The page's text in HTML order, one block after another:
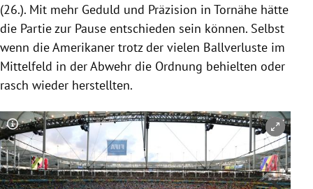
(26.). Mit mehr Geduld und Präzision in Tornähe hätte
die Partie zur Pause entschieden sein können. Selbst
wenn die Amerikaner trotz der vielen Ballverluste im
Mittelfeld in der Abwehr die Ordnung behielten oder
rasch wieder herstellten.
Copyright-Hinweis öffnen/schließen